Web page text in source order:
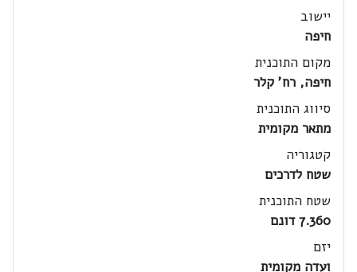
יישוב
חיפה
מקום התוכנית
חיפה, רח' קלר
סיווג התוכנית
מתאר מקומית
קטגוריה
שטח לדרכים
שטח התוכנית
7.360 דונם
יזם
ועדה מקומית